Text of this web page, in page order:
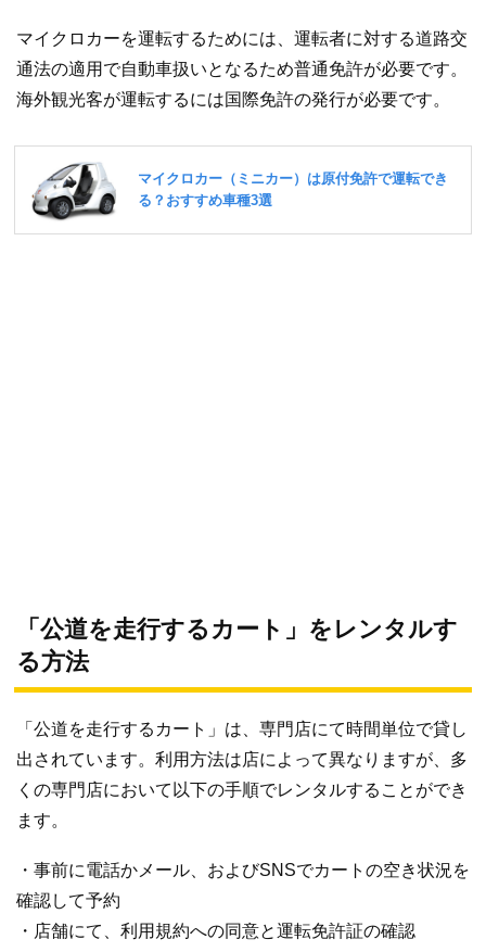
マイクロカーを運転するためには、運転者に対する道路交
通法の適用で自動車扱いとなるため普通免許が必要です。
海外観光客が運転するには国際免許の発行が必要です。
「公道を走行するカート」をレンタルす
る方法
「公道を走行するカート」は、専門店にて時間単位で貸し
出されています。利用方法は店によって異なりますが、多
くの専門店において以下の手順でレンタルすることができ
ます。
・事前に電話かメール、およびSNSでカートの空き状況を
確認して予約
・店舗にて、利用規約への同意と運転免許証の確認